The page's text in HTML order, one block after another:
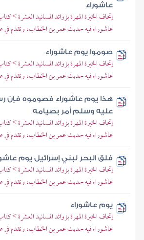
عاشوراء
إتحاف الخيرة المهرة بزوائد المسانيد العشرة
عاشوراء فيه حديث عمر بن الخطاب، وتقدم
صوموا يوم عاشوراء
إتحاف الخيرة المهرة بزوائد المسانيد العشرة
عاشوراء فيه حديث عمر بن الخطاب، وتقدم
هذا يوم عاشوراء فصوموه فإن
عليه وسلم أمر بصيامه
إتحاف الخيرة المهرة بزوائد المسانيد العشرة
عاشوراء فيه حديث عمر بن الخطاب، وتقدم
فلق البحر لبني إسرائيل يوم
إتحاف الخيرة المهرة بزوائد المسانيد العشرة
عاشوراء فيه حديث عمر بن الخطاب، وتقدم
يوم عاشوراء
إتحاف الخيرة المهرة بزوائد المسانيد العشرة
عاشوراء فيه حديث عمر بن الخطاب، وتقدم